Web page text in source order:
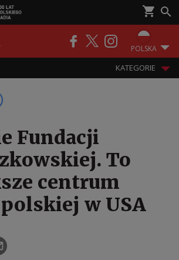
POLSKA
KATEGORIE
Fundacji
To
centrum
w USA